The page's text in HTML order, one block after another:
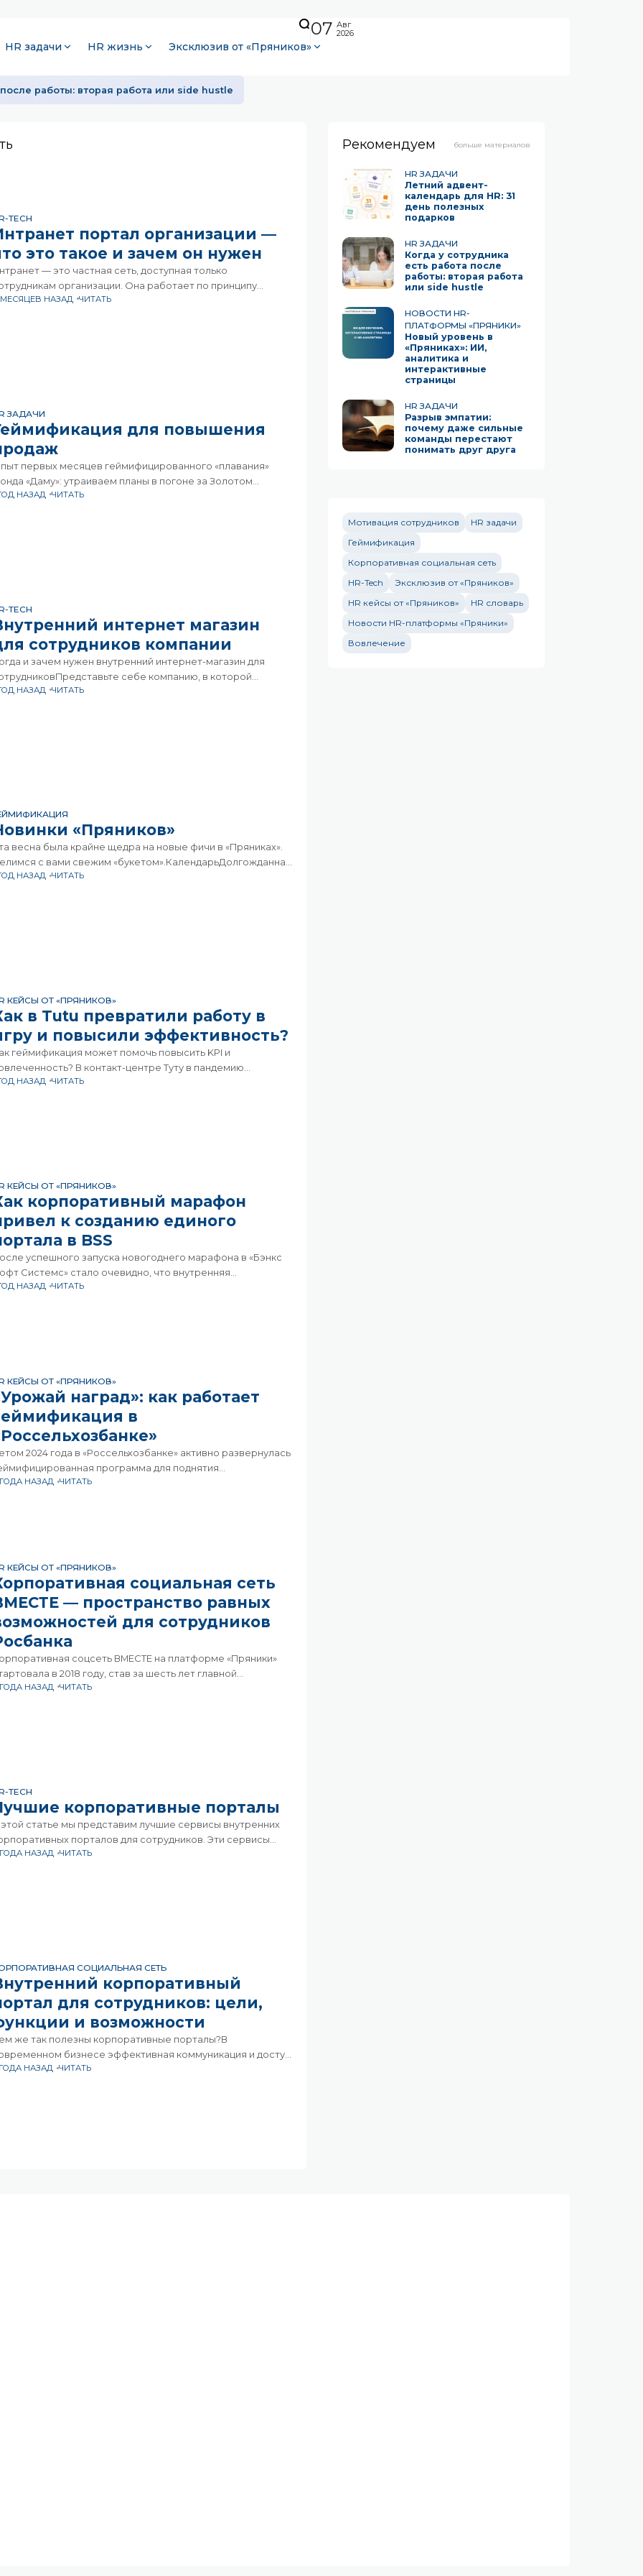
HR задачи HR жизнь Эксклюзив от «Пряников»
07 Авг
2026
работы: вторая работа или side hustle
TECH
портал организации —
это такое и зачем он нужен
— это частная сеть, доступная только
организации. Она работает по принципу
интернета, но ограничена рамками компании и
МЕСЯЦЕВ НАЗАД ЧИТАТЬ
ЗАДАЧИ
для повышения
первых месяцев геймифицированного «плавания»
«Даму»: утраиваем планы в погоне за Золотом
Всего 2 месяца назад отправились в плавание
НАЗАД ЧИТАТЬ
TECH
интернет магазин
сотрудников компании
и зачем нужен внутренний интернет-магазин для
себе компанию, в которой
не просто работают, но и чувствуют себя
НАЗАД ЧИТАТЬ
«Пряников»
весна была крайне щедра на новые фичи в «Пряниках».
с вами свежим «букетом».КалендарьДолгожданная
— просматривать опубликованные в ленте события
НАЗАД ЧИТАТЬ
КЕЙСЫ ОТ «ПРЯНИКОВ»
в Tutu превратили работу в
и повысили эффективность?
геймификация может помочь повысить KPI и
В контакт-центре Туту в пандемию
с вызовом: как в разы вырастить
НАЗАД ЧИТАТЬ
КЕЙСЫ ОТ «ПРЯНИКОВ»
корпоративный марафон
к созданию единого
в BSS
успешного запуска новогоднего марафона в «Бэнкс
Системс» стало очевидно, что внутренняя
нуждается в новом уровне. Так родилась идея
НАЗАД ЧИТАТЬ
КЕЙСЫ ОТ «ПРЯНИКОВ»
наград»: как работает
в
2024 года в «Россельхозбанке» активно развернулась
программа для поднятия
и усиления мотивации сотрудников. О том,
НАЗАД ЧИТАТЬ
КЕЙСЫ ОТ «ПРЯНИКОВ»
социальная сеть
— пространство равных
для сотрудников
соцсеть ВМЕСТЕ на платформе «Пряники»
в 2018 году, став за шесть лет главной
для внутренних коммуникаций в Росбанке.
НАЗАД ЧИТАТЬ
TECH
корпоративные порталы
статье мы представим лучшие сервисы внутренних
порталов для сотрудников. Эти сервисы
улучшить коммуникацию, повышают
НАЗАД ЧИТАТЬ
СОЦИАЛЬНАЯ СЕТЬ
корпоративный
для сотрудников: цели,
и возможности
же так полезны корпоративные порталы?В
бизнесе эффективная коммуникация и доступ
играют ключевую роль. Именно поэтому
НАЗАД ЧИТАТЬ
Рекомендуем больше материалов
HR ЗАДАЧИ
Летний адвент-
календарь для HR: 31
день полезных
подарков
HR ЗАДАЧИ
Когда у сотрудника
есть работа после
работы: вторая работа
или side hustle
НОВОСТИ HR-
ПЛАТФОРМЫ «ПРЯНИКИ»
Новый уровень в
«Пряниках»: ИИ,
аналитика и
интерактивные
страницы
HR ЗАДАЧИ
Разрыв эмпатии:
почему даже сильные
команды перестают
понимать друг друга
Мотивация сотрудников
HR задачи
Геймификация
Корпоративная социальная сеть
HR-Tech
Эксклюзив от «Пряников»
HR кейсы от «Пряников»
HR словарь
Новости HR-платформы «Пряники»
Вовлечение